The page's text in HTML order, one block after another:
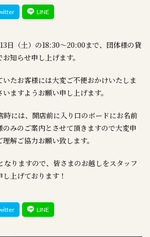
日（土）の18:30～20:00まで、団体様の貸
知らせ申し上げます。
いたお客様には大変ご不便おかけいたしま
ますようお願い申し上げます。
時には、開店前に入り口のボードにお名前
のみのご案内とさせて頂きますので大変申
解ご協力お願い致します。
なりますので、皆さまのお越しをスタッフ
上げております！